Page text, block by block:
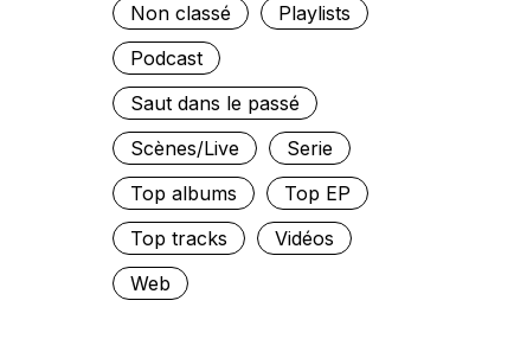
Non classé
Playlists
Podcast
Saut dans le passé
Scènes/Live
Serie
Top albums
Top EP
Top tracks
Vidéos
Web